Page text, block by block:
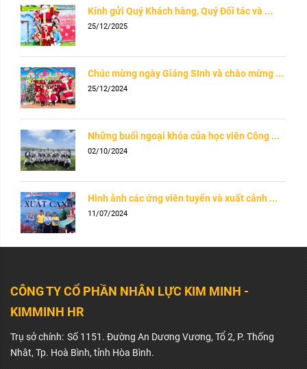
Kính gửi Quý Khách hàng, Quý Đối tác và ...
25/12/2025
Chúc mừng ngày Giáng SInh và chào mừng ...
25/12/2024
Những buổi ngoại khóa của học viên Công ...
02/10/2024
Hình ảnh các ứng viên tuyển và xuất cảnh ...
11/07/2024
CÔNG TY CỔ PHẦN NHÂN LỰC KIM MINH -
KIMMINH HR
Trụ sở chính: Số 1151. Đường An Dương Vương, Tổ 2, P. Thống
Nhât, Tp. Hoà Bình, tỉnh Hòa Bình.